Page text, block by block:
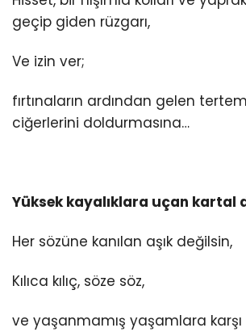
geçip giden rüzgarı,
Ve izin ver;
fırtınaların ardından gelen
ciğerlerini doldurmasına…
Yüksek kayalıklara uçan kartal
Her sözüne kanılan aşık değilsin,
Kılıca kılıç, söze söz,
ve yaşanmamış yaşamlara karşı